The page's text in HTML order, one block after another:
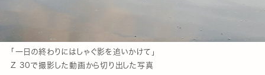
「一日の終わりにはしゃぐ影を追いかけて」
Z 30で撮影した動画から切り出した写真